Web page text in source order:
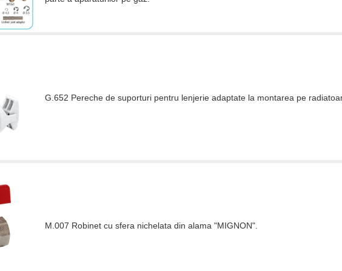
G.652 Pereche de suporturi pentru lenjerie adaptate la montarea pe
M.007 Robinet cu sfera nichelata din alama "MIGNON".